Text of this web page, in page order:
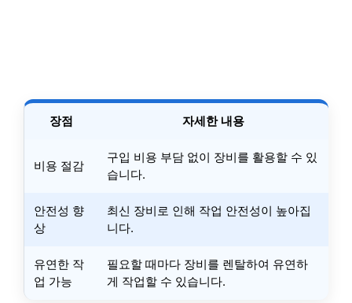
장점 자세한 내용
비용 절감
구입 비용 부담 없이 장비를 활용할 수 있
습니다.
안전성 향
상
최신 장비로 인해 작업 안전성이 높아집
니다.
유연한 작
업 가능
필요할 때마다 장비를 렌탈하여 유연하
게 작업할 수 있습니다.